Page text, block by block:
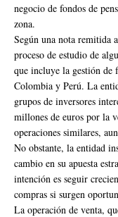
negocio de fondos de
zona.
Según una nota remitida
proceso de estudio de
que incluye la gestión de
Colombia y Perú. La
grupos de inversores
millones de euros por la
operaciones similares,
No obstante, la entidad
cambio en su apuesta
intención es seguir
compras si surgen
La operación de venta,